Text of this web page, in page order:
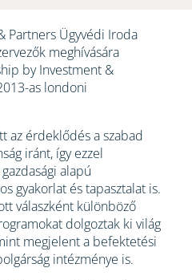
Partners Ügyvédi Iroda
meghívására
by Investment &
as londoni
az érdeklődés a szabad
iránt, így ezzel
alapú
gyakorlat és tapasztalat is.
válaszként különböző
dolgoztak ki világ
megjelent a befektetési
intézménye is.